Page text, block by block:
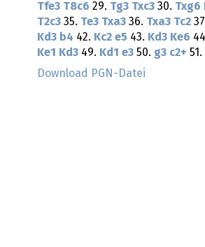
Tfe3 T8c6 29. Tg3 Txc3 30. Txg6
T2c3 35. Te3 Txa3 36. Txa3 Tc2
Kd3 b4 42. Kc2 e5 43. Kd3 Ke6
Ke1
Kd3 49. Kd1 e3 50. g3 c2+ 51.
Download PGN-Datei